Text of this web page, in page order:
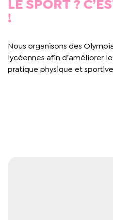
LE SPORT ?
!
Nous organisons des
lycéennes afin d’améliorer
pratique physique et